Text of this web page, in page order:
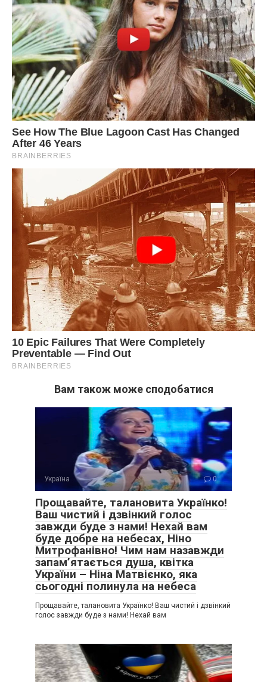
Вам також може сподобатися
Україна 0
Прощавайте, талановита Українко!
Ваш чистий і дзвінкий голос
завжди буде з нами! Нехай вам
буде добре на небесах, Ніно
Митрофанівно! Чим нам назавжди
запам’ятається душа, квітка
України – Ніна Матвієнко, яка
сьогодні полинула на небеса
Прощавайте, талановита Українко! Ваш чистий і дзвінкий
голос завжди буде з нами! Нехай вам